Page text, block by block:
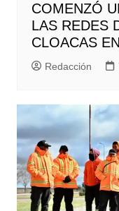
COMENZÓ
LAS REDES
CLOACAS
Redacción